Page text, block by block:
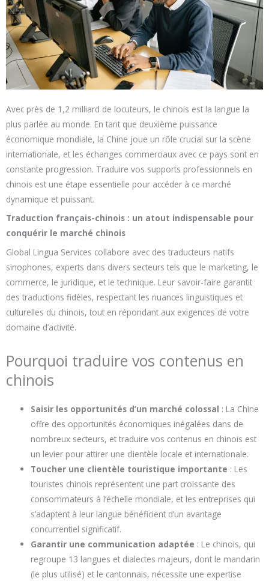
Avec près de 1,2 milliard de locuteurs, le chinois est la langue la
plus parlée au monde. En tant que deuxième puissance
économique mondiale, la Chine joue un rôle crucial sur la scène
internationale, et les échanges commerciaux avec ce pays sont en
constante progression. Traduire vos supports professionnels en
chinois est une étape essentielle pour accéder à ce marché
dynamique et puissant.
Traduction français-chinois : un atout indispensable pour
conquérir le marché chinois
Global Lingua Services collabore avec des traducteurs natifs
sinophones, experts dans divers secteurs tels que le marketing, le
commerce, le juridique, et le technique. Leur savoir-faire garantit
des traductions fidèles, respectant les nuances linguistiques et
culturelles du chinois, tout en répondant aux exigences de votre
domaine d’activité.
Pourquoi traduire vos contenus en
chinois
Saisir les opportunités d’un marché colossal : La Chine
offre des opportunités économiques inégalées dans de
nombreux secteurs, et traduire vos contenus en chinois est
un levier pour attirer une clientèle locale et internationale.
Toucher une clientèle touristique importante : Les
touristes chinois représentent une part croissante des
consommateurs à l’échelle mondiale, et les entreprises qui
s’adaptent à leur langue bénéficient d’un avantage
concurrentiel significatif.
Garantir une communication adaptée : Le chinois, qui
regroupe 13 langues et dialectes majeurs, dont le mandarin
(le plus utilisé) et le cantonnais, nécessite une expertise